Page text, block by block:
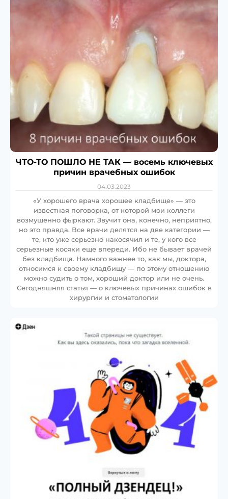
ЧТО-ТО ПОШЛО НЕ ТАК — восемь ключевых
причин врачебных ошибок
04.03.2023
«У хорошего врача хорошее кладбище» — это
известная поговорка, от которой мои коллеги
возмущенно фыркают. Звучит она, конечно, неприятно,
но это правда. Все врачи делятся на две категории —
те, кто уже серьезно накосячил и те, у кого все
серьезные косяки еще впереди. Ибо не бывает врачей
без кладбища. Намного важнее то, как мы, доктора,
относимся к своему кладбищу — по этому отношению
можно судить о том, хороший доктор или не очень.
Сегодняшняя статья — о ключевых причинах ошибок в
хирургии и стоматологии